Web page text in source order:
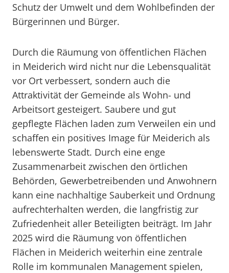
Schutz der Umwelt und dem Wohlbefinden der
Bürgerinnen und Bürger.
Durch die Räumung von öffentlichen Flächen
in Meiderich wird nicht nur die Lebensqualität
vor Ort verbessert, sondern auch die
Attraktivität der Gemeinde als Wohn- und
Arbeitsort gesteigert. Saubere und gut
gepflegte Flächen laden zum Verweilen ein und
schaffen ein positives Image für Meiderich als
lebenswerte Stadt. Durch eine enge
Zusammenarbeit zwischen den örtlichen
Behörden, Gewerbetreibenden und Anwohnern
kann eine nachhaltige Sauberkeit und Ordnung
aufrechterhalten werden, die langfristig zur
Zufriedenheit aller Beteiligten beiträgt. Im Jahr
2025 wird die Räumung von öffentlichen
Flächen in Meiderich weiterhin eine zentrale
Rolle im kommunalen Management spielen,